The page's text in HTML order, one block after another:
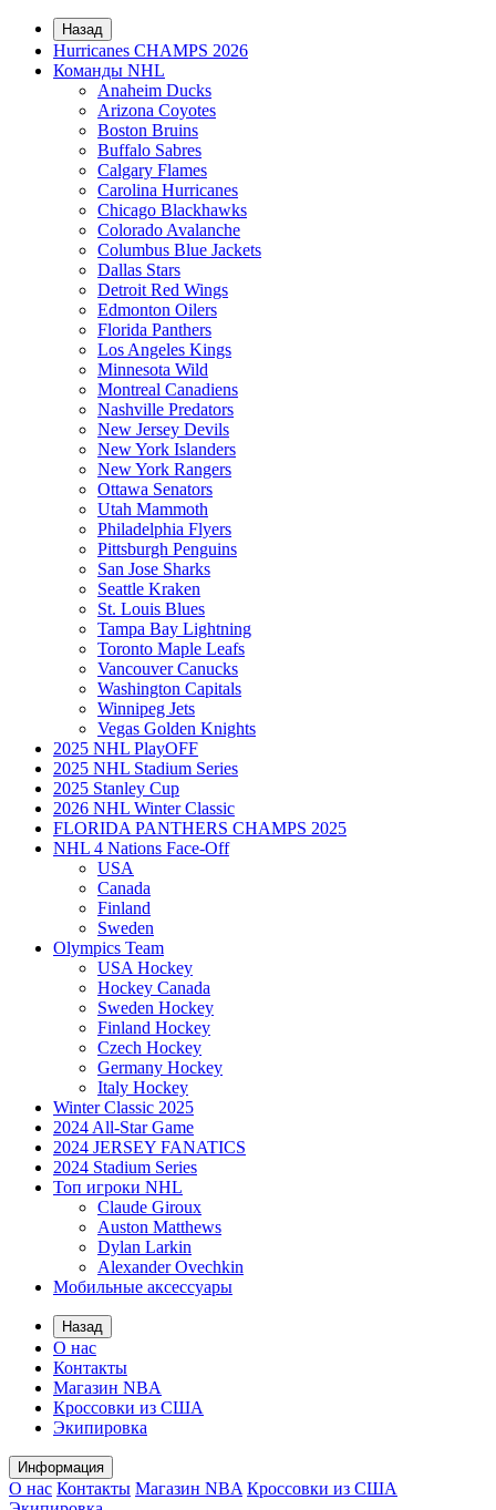
Назад
Hurricanes CHAMPS 2026
Команды NHL
Anaheim Ducks
Arizona Coyotes
Boston Bruins
Buffalo Sabres
Calgary Flames
Carolina Hurricanes
Chicago Blackhawks
Colorado Avalanche
Columbus Blue Jackets
Dallas Stars
Detroit Red Wings
Edmonton Oilers
Florida Panthers
Los Angeles Kings
Minnesota Wild
Montreal Canadiens
Nashville Predators
New Jersey Devils
New York Islanders
New York Rangers
Ottawa Senators
Utah Mammoth
Philadelphia Flyers
Pittsburgh Penguins
San Jose Sharks
Seattle Kraken
St. Louis Blues
Tampa Bay Lightning
Toronto Maple Leafs
Vancouver Canucks
Washington Capitals
Winnipeg Jets
Vegas Golden Knights
2025 NHL PlayOFF
2025 NHL Stadium Series
2025 Stanley Cup
2026 NHL Winter Classic
FLORIDA PANTHERS CHAMPS 2025
NHL 4 Nations Face-Off
USA
Canada
Finland
Sweden
Olympics Team
USA Hockey
Hockey Canada
Sweden Hockey
Finland Hockey
Czech Hockey
Germany Hockey
Italy Hockey
Winter Classic 2025
2024 All-Star Game
2024 JERSEY FANATICS
2024 Stadium Series
Топ игроки NHL
Claude Giroux
Auston Matthews
Dylan Larkin
Alexander Ovechkin
Мобильные аксессуары
Назад
О нас
Контакты
Магазин NBA
Кроссовки из США
Экипировка
Информация
О нас Контакты Магазин NBA Кроссовки из США